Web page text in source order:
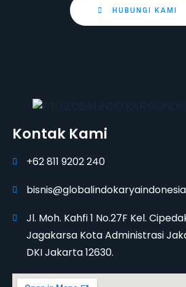
HUBUNGI KAMI
Kontak Kami
+62 811 9202 240
Jl. Moh. Kahfi 1 No.27F Kel.
Jagakarsa Kota Administrasi
DKI Jakarta 12630.